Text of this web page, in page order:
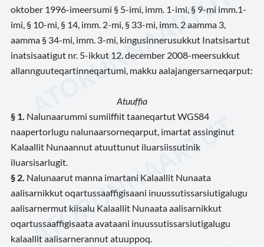
oktober 1996-imeersumi § 5-imi, imm. 1-imi, § 9-mi imm.1-
imi, § 10-mi, § 14, imm. 2-mi, § 33-mi, imm. 2 aamma 3,
aamma § 34-mi, imm. 3-mi, kingusinnerusukkut Inatsisartut
inatsisaatigut nr. 5-ikkut 12. december 2008-meersukkut
allannguuteqartinneqartumi, makku aalajangersarneqarput:
Atuuffia
§ 1. Nalunaarummi sumiiffiit taaneqartut WGS84
naapertorlugu nalunaarsorneqarput, imartat assinginut
Kalaallit Nunaannut atuuttunut iluarsiissutinik
iluarsisarlugit.
§ 2. Nalunaarut manna imartani Kalaallit Nunaata
aalisarnikkut oqartussaaffigisaani inuussutissarsiutigalugu
aalisarnermut kiisalu Kalaallit Nunaata aalisarnikkut
oqartussaaffigisaata avataani inuussutissarsiutigalugu
kalaallit aalisarnerannut atuuppoq.